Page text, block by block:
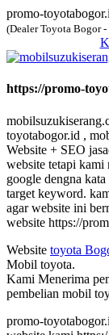
promo-
(Dealer Toyota Bogor
https://promo-
toyotabogor.id ,
Website + SEO
website tetapi kami
google dengna
target keyword.
agar website ini
website https://
Website toyota
Mobil toyota.
Kami Menerima
pembelian mobil
promo-